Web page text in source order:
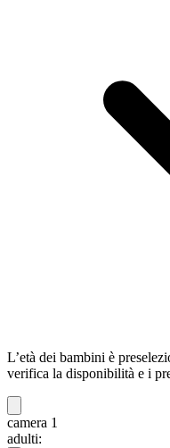
L’età dei bambini è
verifica la disponibilità e i
camera 1
adulti: